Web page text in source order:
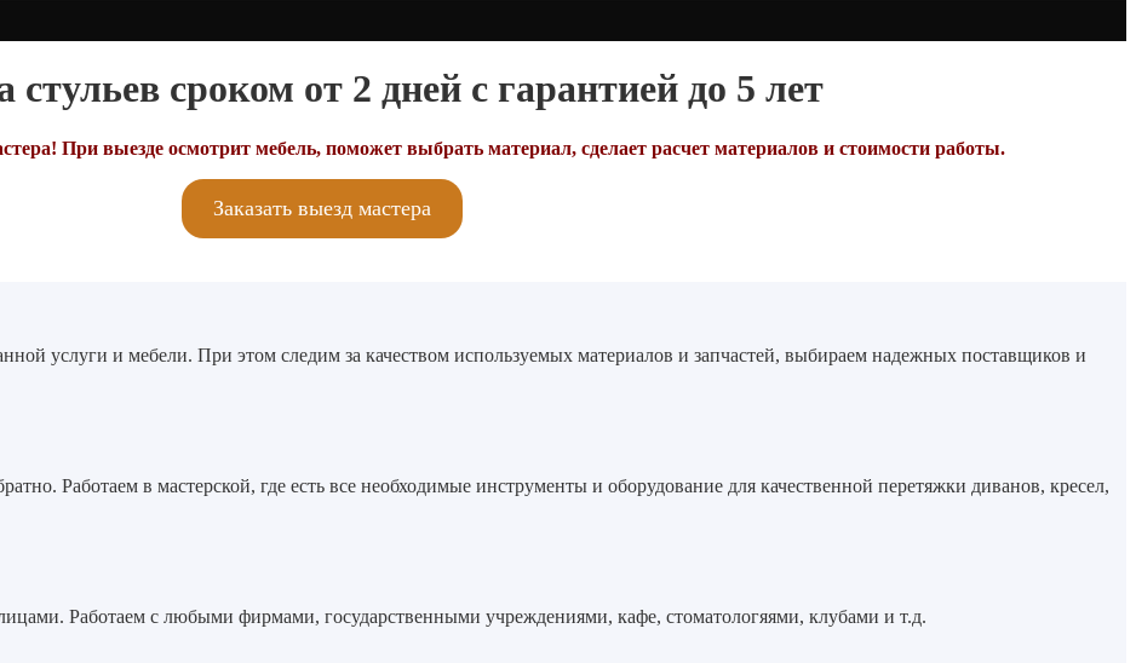
сроком от 2 дней с гарантией до 5 лет
При выезде осмотрит мебель, поможет выбрать материал, сделает расчет материалов и стоимости работы.
Заказать выезд мастера
услуги и мебели. При этом следим за качеством используемых материалов и запчастей, выбираем надежных поставщиков и
Работаем в мастерской, где есть все необходимые инструменты и оборудование для качественной перетяжки диванов, кресел,
Работаем с любыми фирмами, государственными учреждениями, кафе, стоматологяями, клубами и т.д.